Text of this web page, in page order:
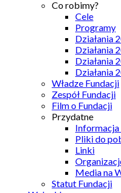
Co robimy?
Cele
Programy
Działania
Działania
Działania
Działania
Władze Fundacji
Zespół Fundacji
Film o Fundacji
Przydatne
Pliki do
Linki
Media na
Statut Fundacji